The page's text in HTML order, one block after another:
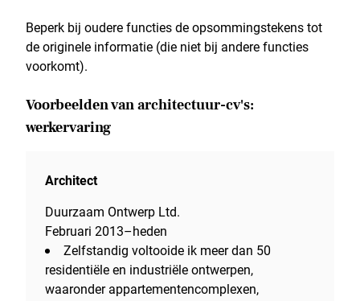
Beperk bij oudere functies de opsommingstekens tot
de originele informatie (die niet bij andere functies
voorkomt).
Voorbeelden van architectuur-cv's:
werkervaring
Architect
Duurzaam Ontwerp Ltd.
Februari 2013–heden
Zelfstandig voltooide ik meer dan 50
residentiële en industriële ontwerpen,
waaronder appartementencomplexen,